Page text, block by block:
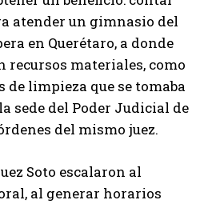
atender un gimnasio del
en Querétaro, a donde
recursos materiales, como
de limpieza que se tomaba
sede del Poder Judicial de
del mismo juez.
Soto escalaron al
al generar horarios